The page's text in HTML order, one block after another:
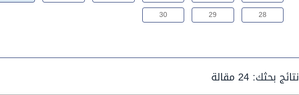
28
29
30
نتائج بحثك: 24 مقالة